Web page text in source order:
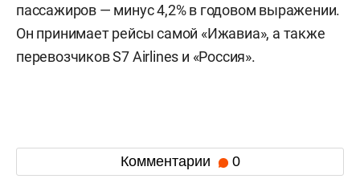
пассажиров — минус 4,2% в годовом выражении.
Он принимает рейсы самой «Ижавиа», а также
перевозчиков S7 Airlines и «Россия».
Комментарии 0